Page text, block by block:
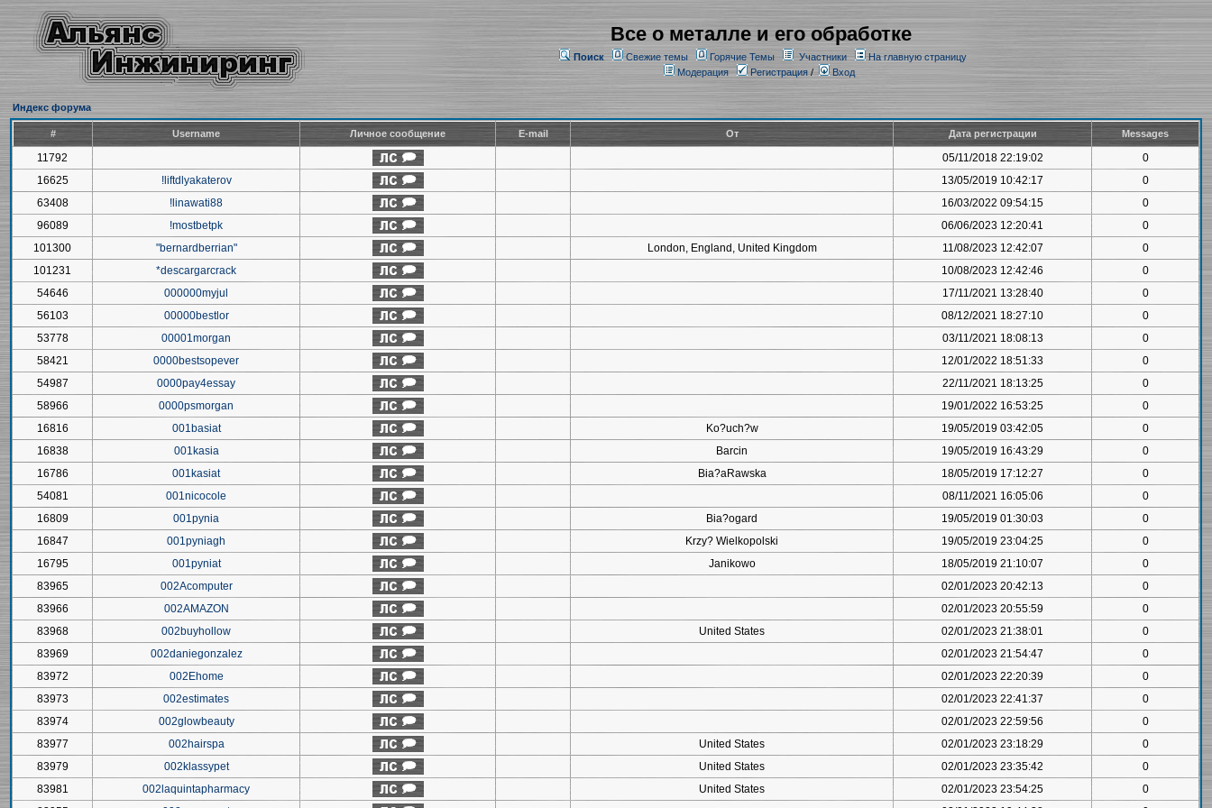
Все о металле и его обработке
Поиск Свежие темы Горячие Темы Участники
На главную страницу
Модерация
Регистрация/ Вход
Индекс форума
# Username Личное сообщение E-mail От Дата регистрации Messages
11792 05/11/2018 22:19:02
0
16625
!liftdlyakaterov 13/05/2019 10:42:17
0
63408
!linawati88 16/03/2022 09:54:15
0
96089
!mostbetpk 06/06/2023 12:20:41
0
101300
"bernardberrian" London, England, United Kingdom 11/08/2023 12:42:07
0
101231
*descargarcrack 10/08/2023 12:42:46
0
54646
000000myjul 17/11/2021 13:28:40
0
56103
00000bestlor 08/12/2021 18:27:10
0
53778
00001morgan 03/11/2021 18:08:13
0
58421
0000bestsopever 12/01/2022 18:51:33
0
54987
0000pay4essay 22/11/2021 18:13:25
0
58966
0000psmorgan 19/01/2022 16:53:25
0
16816
001basiat Ko?uch?w 19/05/2019 03:42:05
0
16838
001kasia Barcin 19/05/2019 16:43:29
0
16786
001kasiat Bia?aRawska 18/05/2019 17:12:27
0
54081
001nicocole 08/11/2021 16:05:06
0
16809
001pynia Bia?ogard 19/05/2019 01:30:03
0
16847
001pyniagh Krzy? Wielkopolski 19/05/2019 23:04:25
0
16795
001pyniat Janikowo 18/05/2019 21:10:07
0
83965
002Acomputer 02/01/2023 20:42:13
0
83966
002AMAZON 02/01/2023 20:55:59
0
83968
002buyhollow United States 02/01/2023 21:38:01
0
83969
002daniegonzalez 02/01/2023 21:54:47
0
83972
002Ehome 02/01/2023 22:20:39
0
83973
002estimates 02/01/2023 22:41:37
0
83974
002glowbeauty 02/01/2023 22:59:56
0
83977
002hairspa United States 02/01/2023 23:18:29
0
83979
002klassypet United States 02/01/2023 23:35:42
0
83981
002laquintapharmacy United States 02/01/2023 23:54:25
0